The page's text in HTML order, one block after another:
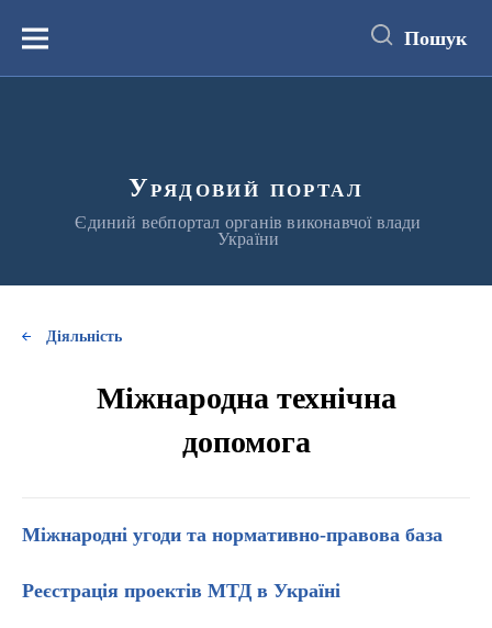
вмістуМеню Пошук
Урядовий портал
Єдиний вебпортал органів виконавчої влади
України
Діяльність
Міжнародна технічна
допомога
Міжнародні угоди та нормативно-правова база
Реєстрація проектів МТД в Україні